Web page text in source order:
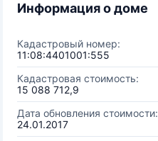
Информация о доме
Кадастровый номер:
11:08:4401001:555
Кадастровая стоимость:
15 088 712,9
Дата обновления стоимости:
24.01.2017